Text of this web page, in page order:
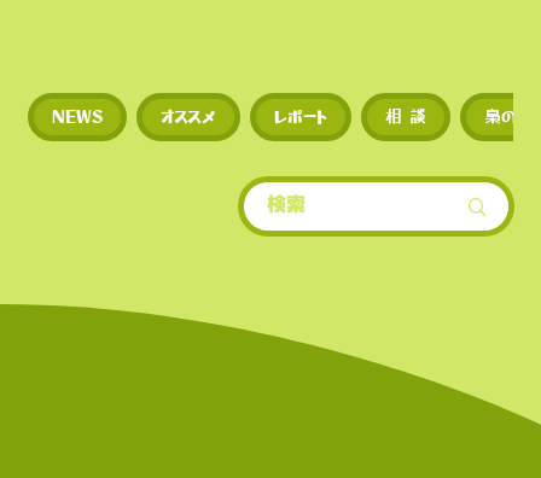
◼︎新規トークンや草コイ
期に上場するため、投資
多い。
​• 世界的にもトップクラ
• 新規トークンや草コイ
期に上場するため、投資
NEWS オススメ レポート 相 談 梟のひ